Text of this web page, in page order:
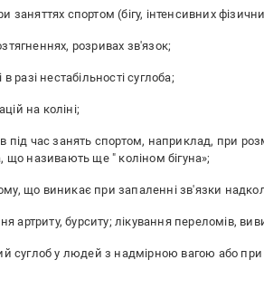
заняттях спортом (бігу, інтенсивних
розривах зв'язок;
разі нестабільності суглоба;
на коліні;
під час занять спортом, наприклад, при
що називають ще " коліном бігуна»;
що виникає при запаленні зв'язки
артриту, бурситу; лікування переломів,
суглоб у людей з надмірною вагою або при